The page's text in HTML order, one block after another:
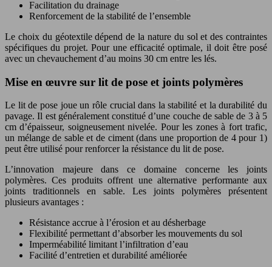
Facilitation du drainage
Renforcement de la stabilité de l’ensemble
Le choix du géotextile dépend de la nature du sol et des contraintes
spécifiques du projet. Pour une efficacité optimale, il doit être posé
avec un chevauchement d’au moins 30 cm entre les lés.
Mise en œuvre sur lit de pose et joints polymères
Le lit de pose joue un rôle crucial dans la stabilité et la durabilité du
pavage. Il est généralement constitué d’une couche de sable de 3 à 5
cm d’épaisseur, soigneusement nivelée. Pour les zones à fort trafic,
un mélange de sable et de ciment (dans une proportion de 4 pour 1)
peut être utilisé pour renforcer la résistance du lit de pose.
L’innovation majeure dans ce domaine concerne les joints
polymères. Ces produits offrent une alternative performante aux
joints traditionnels en sable. Les joints polymères présentent
plusieurs avantages :
Résistance accrue à l’érosion et au désherbage
Flexibilité permettant d’absorber les mouvements du sol
Imperméabilité limitant l’infiltration d’eau
Facilité d’entretien et durabilité améliorée